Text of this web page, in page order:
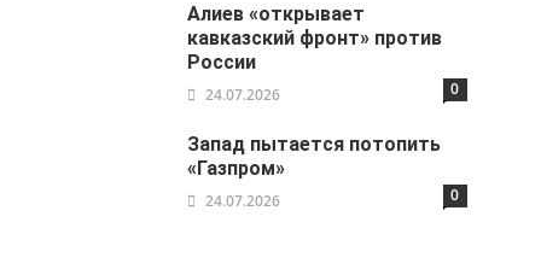
Алиев «открывает
кавказский фронт» против
России
24.07.2026 0
Запад пытается потопить
«Газпром»
24.07.2026 0